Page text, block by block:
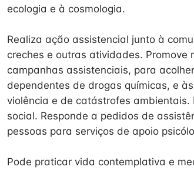
ecologia e à cosmologia.
Realiza ação assistencial junto à
creches e outras atividades. Promove
campanhas assistenciais, para
dependentes de drogas químicas, e
violência e de catástrofes
social. Responde a pedidos de
pessoas para serviços de apoio
Pode praticar vida contemplativa e